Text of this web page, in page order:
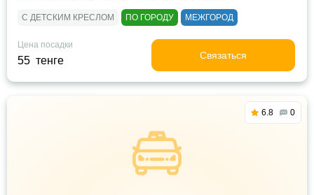
С ДЕТСКИМ КРЕСЛОМ ПО ГОРОДУ МЕЖГОРОД
Цена посадки
55 тенге Связаться
6.8 0